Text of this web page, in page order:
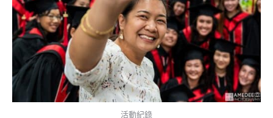
活動紀錄